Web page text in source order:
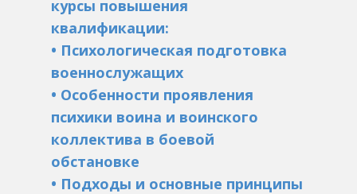
курсы повышения
квалификации:
• Психологическая подготовка
военнослужащих
• Особенности проявления
психики воина и воинского
коллектива в боевой
обстановке
• Подходы и основные принципы